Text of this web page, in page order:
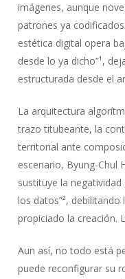
imágenes, aunque
patrones ya
estética digital opera
desde lo ya dicho”¹,
estructurada desde el
La arquitectura
trazo titubeante, la
territorial ante
escenario, Byung-Chul
sustituye la
los datos”²,
propiciado la creación.
Aun así, no todo está
puede reconfigurar su